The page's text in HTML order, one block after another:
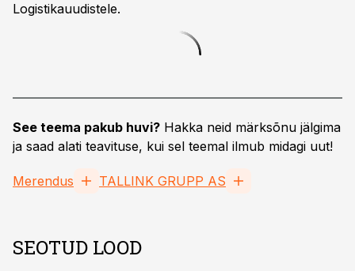
Logistikauudistele.
See teema pakub huvi? Hakka neid märksõnu jälgima
ja saad alati teavituse, kui sel teemal ilmub midagi uut!
Merendus TALLINK GRUPP AS
SEOTUD LOOD